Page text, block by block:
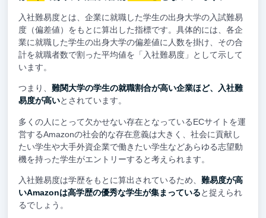
入社難易度とは、企業に就職した学生の出身大学の入試難易
度（偏差値）をもとに算出した指標です。具体的には、各企
業に就職した学生の出身大学の偏差値に人数を掛け、その合
計を就職者数で割った平均値を「入社難易度」として示して
います。
つまり、 難関大学の学生の就職割合が高い企業ほど、入社難
易度が高いとされています。
多くの人にとって欠かせない存在となっているECサイトを運
営するAmazonの社会的な存在意義は大きく、社会に貢献し
たい学生や大手外資企業で働きたい学生などあらゆる志望動
機を持った学生がエントリーすると考えられます。
入社難易度は学歴をもとに算出されているため、 難易度が高
いAmazonは高学歴の優秀な学生が集まっていると捉えられ
るでしょう。